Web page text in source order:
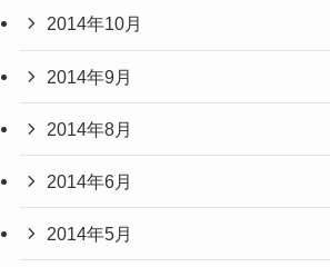
2014年10月
2014年9月
2014年8月
2014年6月
2014年5月